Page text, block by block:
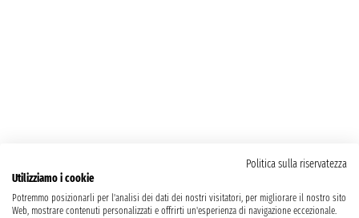
Politica sulla riservatezza
Utilizziamo i cookie
Potremmo posizionarli per l'analisi dei dati dei nostri visitatori, per migliorare il nostro sito
Web, mostrare contenuti personalizzati e offrirti un'esperienza di navigazione eccezionale.